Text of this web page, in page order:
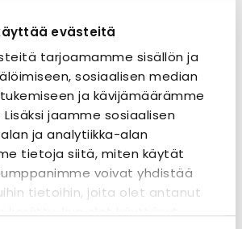
evästeitä
tarjoamamme sisällön ja
sosiaalisen median
ja kävijämäärämme
jaamme sosiaalisen
ja analytiikka-alan
tietoja siitä, miten käytät
voivat yhdistää
tietoihin, joita olet antanut
kehitetty erityisjärjestelyjä
suojaamiseksi. Mikäli
tai tuotteisiin liittyen tulee,
ja
ajan tasalla.
palvelee normaalisti
klo 8:00–16:00. Meidät
numerosta 020 775 6340.